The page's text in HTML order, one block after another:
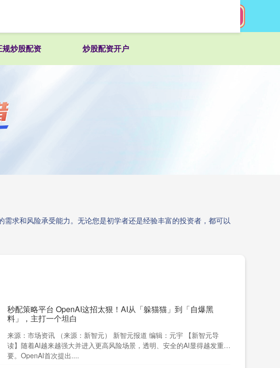
规炒股配资 炒股配资开户
求和风险承受能力。无论您是初学者还是经验丰富的投资者，都可以
秒配策略平台 OpenAI这招太狠！AI从「躲猫猫」到「自爆黑
料」，主打一个坦白
来源：市场资讯 （来源：新智元） 新智元报道 编辑：元宇 【新智元导
读】随着AI越来越强大并进入更高风险场景，透明、安全的AI显得越发重
要。OpenAI首次提出....